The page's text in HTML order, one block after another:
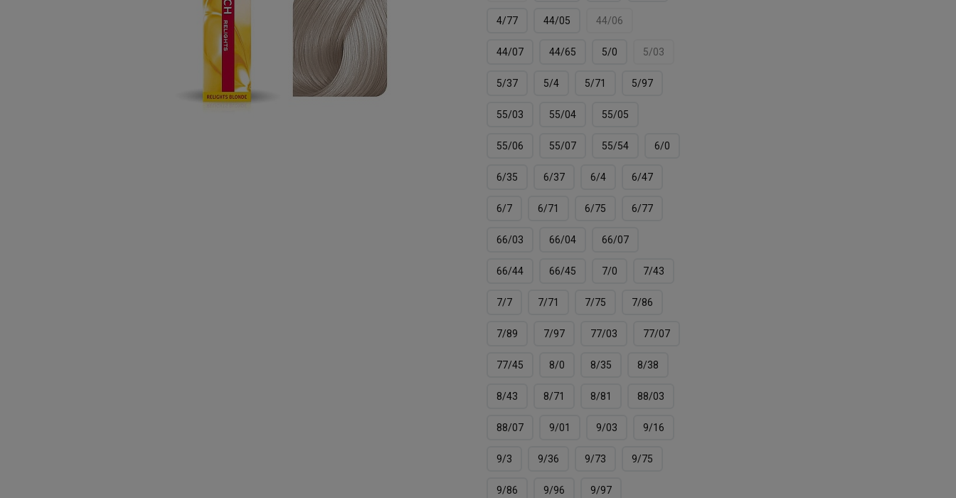
4/77 44/05 44/06
44/07 44/65 5/0 5/03
5/37 5/4 5/71 5/97
55/03 55/04 55/05
55/06 55/07 55/54 6/0
6/35 6/37 6/4 6/47
6/7 6/71 6/75 6/77
66/03 66/04 66/07
66/44 66/45 7/0 7/43
7/7 7/71 7/75 7/86
7/89 7/97 77/03 77/07
77/45 8/0 8/35 8/38
8/43 8/71 8/81 88/03
88/07 9/01 9/03 9/16
9/3 9/36 9/73 9/75
9/86 9/96 9/97